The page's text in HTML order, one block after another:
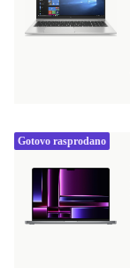
Gotovo rasprodano